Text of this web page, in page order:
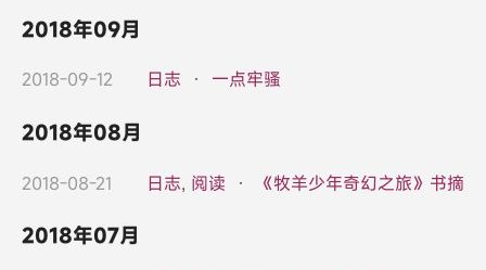
2018年09月
2018-09-12 日志 · 一点牢骚
2018年08月
2018-08-21 日志, 阅读 · 《牧羊少年奇幻之旅》书摘
2018年07月